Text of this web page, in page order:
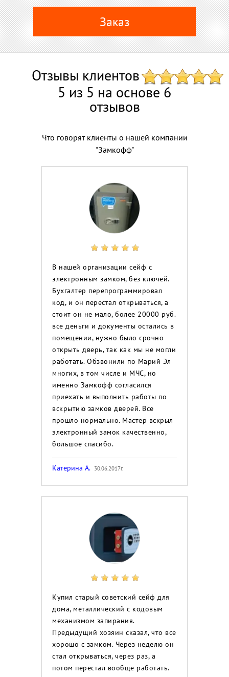
Заказ
Отзывы клиентов
5 из 5 на основе 6
отзывов
Что говорят клиенты о нашей компании
"Замкофф"
В нашей организации сейф с
электронным замком, без ключей.
Бухгалтер перепрограммировал
код, и он перестал открываться, а
стоит он не мало, более 20000 руб.
все деньги и документы остались в
помещении, нужно было срочно
открыть дверь, так как мы не могли
работать. Обзвонили по Марий Эл
многих, в том числе и МЧС, но
именно Замкофф согласился
приехать и выполнить работы по
вскрытию замков дверей. Все
прошло нормально. Мастер вскрыл
электронный замок качественно,
большое спасибо.
Катерина А. 30.06.2017г.
Купил старый советский сейф для
дома, металлический с кодовым
механизмом запирания.
Предыдущий хозяин сказал, что все
хорошо с замком. Через неделю он
стал открываться, через раз, а
потом перестал вообще работать.